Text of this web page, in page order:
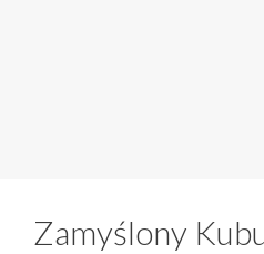
Zamyślony